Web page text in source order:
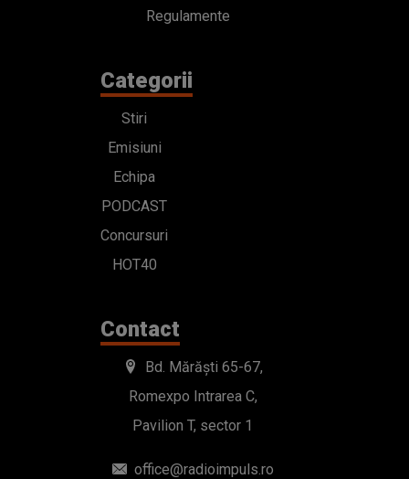
Regulamente
Categorii
Stiri
Emisiuni
Echipa
PODCAST
Concursuri
HOT40
Contact
Bd. Mărăști 65-67,
Romexpo Intrarea C,
Pavilion T, sector 1
office@radioimpuls.ro